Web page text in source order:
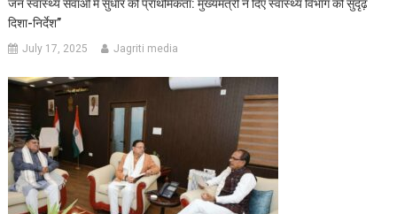
जन स्वास्थ्य सेवाओं में सुधार को प्राथमिकता: मुख्यमंत्री ने दिए स्वास्थ्य विभाग को सुदृढ़
दिशा-निर्देश”
July 17, 2025 Jagriti media